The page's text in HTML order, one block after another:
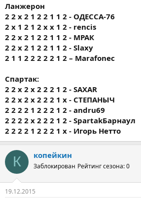
Ланжерон
2 2 х 2 1 2 2 1 1 2 - ОДЕССА-76
2 x 1 2 1 2 x x 1 2 - rencis
2 2 х 2 1 2 2 1 1 2 - МРАК
2 2 х 2 1 2 2 1 1 2 - Slaxy
2 1 1 2 2 2 2 2 1 2 – Marafonec
Спартак:
2 2 х 2 х 2 2 2 1 2 - SAXAR
2 2 х 2 х 2 2 2 1 х - СТЕПАНЫЧ
2 2 2 2 1 2 2 2 1 2 - andru69
2 2 2 2 х 2 2 2 1 2 - SpartakБарнаул
2 2 2 2 1 2 2 2 1 х - Игорь Нетто
К копейкин
Заблокирован Рейтинг сезона: 0
19.12.2015